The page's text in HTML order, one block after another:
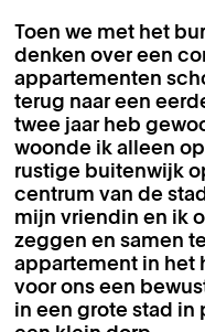
Toen we met het
denken over een
appartementen
terug naar een
twee jaar heb
woonde ik alleen
rustige buitenwijk
centrum van de
mijn vriendin en ik
zeggen en samen
appartement in het
voor ons een
in een grote stad in